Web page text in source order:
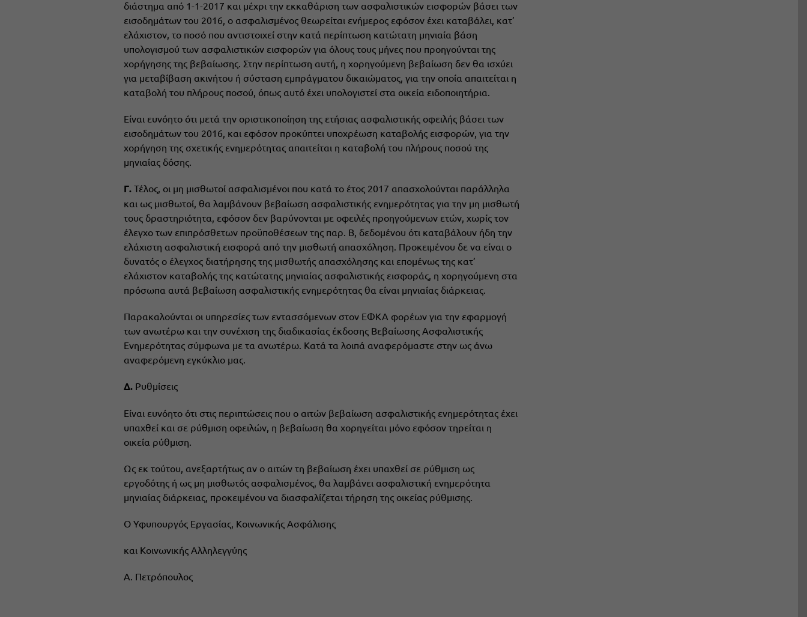
διάστημα από 1-1-2017 και μέχρι την εκκαθάριση των ασφαλιστικών εισφορών βάσει των
εισοδημάτων του 2016, ο ασφαλισμένος θεωρείται ενήμερος εφόσον έχει καταβάλει, κατ’
ελάχιστον, το ποσό που αντιστοιχεί στην κατά περίπτωση κατώτατη μηνιαία βάση
υπολογισμού των ασφαλιστικών εισφορών για όλους τους μήνες που προηγούνται της
χορήγησης της βεβαίωσης. Στην περίπτωση αυτή, η χορηγούμενη βεβαίωση δεν θα ισχύει
για μεταβίβαση ακινήτου ή σύσταση εμπράγματου δικαιώματος, για την οποία απαιτείται η
καταβολή του πλήρους ποσού, όπως αυτό έχει υπολογιστεί στα οικεία ειδοποιητήρια.
Είναι ευνόητο ότι μετά την οριστικοποίηση της ετήσιας ασφαλιστικής οφειλής βάσει των
εισοδημάτων του 2016, και εφόσον προκύπτει υποχρέωση καταβολής εισφορών, για την
χορήγηση της σχετικής ενημερότητας απαιτείται η καταβολή του πλήρους ποσού της
μηνιαίας δόσης.
Γ.Τέλος, οι μη μισθωτοί ασφαλισμένοι που κατά το έτος 2017 απασχολούνται παράλληλα
και ως μισθωτοί, θα λαμβάνουν βεβαίωση ασφαλιστικής ενημερότητας για την μη μισθωτή
τους δραστηριότητα, εφόσον δεν βαρύνονται με οφειλές προηγούμενων ετών, χωρίς τον
έλεγχο των επιπρόσθετων προϋποθέσεων της παρ. Β, δεδομένου ότι καταβάλουν ήδη την
ελάχιστη ασφαλιστική εισφορά από την μισθωτή απασχόληση. Προκειμένου δε να είναι ο
δυνατός ο έλεγχος διατήρησης της μισθωτής απασχόλησης και επομένως της κατ’
ελάχιστον καταβολής της κατώτατης μηνιαίας ασφαλιστικής εισφοράς, η χορηγούμενη στα
πρόσωπα αυτά βεβαίωση ασφαλιστικής ενημερότητας θα είναι μηνιαίας διάρκειας.
Παρακαλούνται οι υπηρεσίες των εντασσόμενων στον ΕΦΚΑ φορέων για την εφαρμογή
των ανωτέρω και την συνέχιση της διαδικασίας έκδοσης Βεβαίωσης Ασφαλιστικής
Ενημερότητας σύμφωνα με τα ανωτέρω. Κατά τα λοιπά αναφερόμαστε στην ως άνω
αναφερόμενη εγκύκλιο μας.
Δ. Ρυθμίσεις
Είναι ευνόητο ότι στις περιπτώσεις που ο αιτών βεβαίωση ασφαλιστικής ενημερότητας έχει
υπαχθεί και σε ρύθμιση οφειλών, η βεβαίωση θα χορηγείται μόνο εφόσον τηρείται η
οικεία ρύθμιση.
Ως εκ τούτου, ανεξαρτήτως αν ο αιτών τη βεβαίωση έχει υπαχθεί σε ρύθμιση ως
εργοδότης ή ως μη μισθωτός ασφαλισμένος, θα λαμβάνει ασφαλιστική ενημερότητα
μηνιαίας διάρκειας, προκειμένου να διασφαλίζεται τήρηση της οικείας ρύθμισης.
Ο Υφυπουργός Εργασίας, Κοινωνικής Ασφάλισης
και Κοινωνικής Αλληλεγγύης
Α. Πετρόπουλος